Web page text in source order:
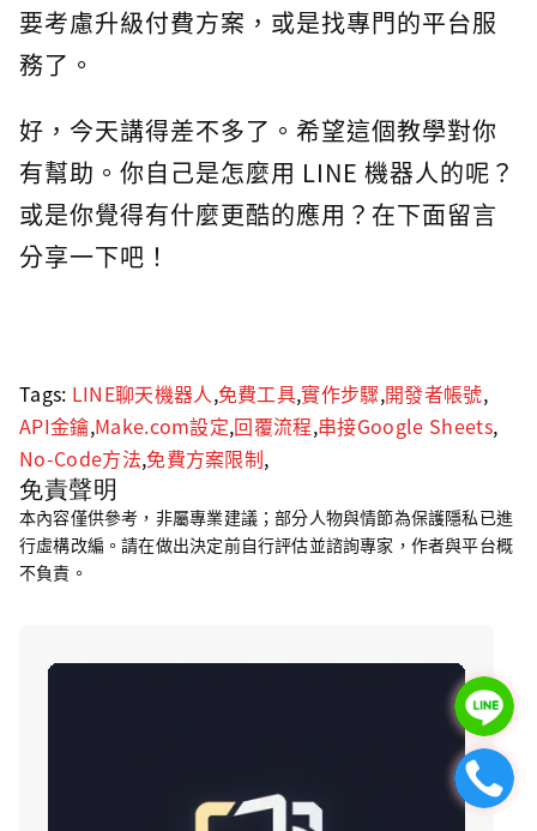
要考慮升級付費方案，或是找專門的平台服
務了。
好，今天講得差不多了。希望這個教學對你
有幫助。你自己是怎麼用 LINE 機器人的呢？
或是你覺得有什麼更酷的應用？在下面留言
分享一下吧！
Tags: LINE聊天機器人,免費工具,實作步驟,開發者帳號,
API金鑰,Make.com設定,回覆流程,串接Google Sheets,
No-Code方法,免費方案限制,
免責聲明
本內容僅供參考，非屬專業建議；部分人物與情節為保護隱私已進
行虛構改編。請在做出決定前自行評估並諮詢專家，作者與平台概
不負責。